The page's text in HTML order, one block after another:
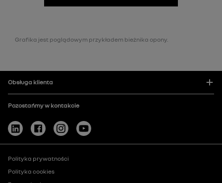
Grafika jest poglądowym przykładem bieżnika opony.
Obsługa klienta
Pozostańmy w kontakcie
Polityka prywatności
Polityka cookies